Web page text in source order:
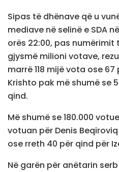
Sipas të dhënave që u
mediave në selinë e SDA
orës 22:00, pas numërimit
gjysmë milioni votave,
marrë 118 mijë vota ose
Krishto pak më shumë se
qind.
Më shumë se 180.000
votuan për Denis Beqiroviq
ose rreth 40 për qind për
Në garën për anëtarin